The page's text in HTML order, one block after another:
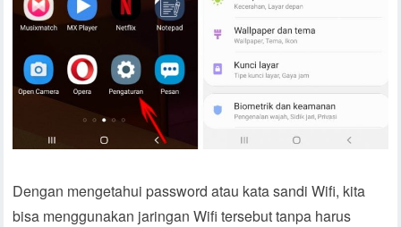
Dengan mengetahui password atau kata sandi Wifi, kita
bisa menggunakan jaringan Wifi tersebut tanpa harus